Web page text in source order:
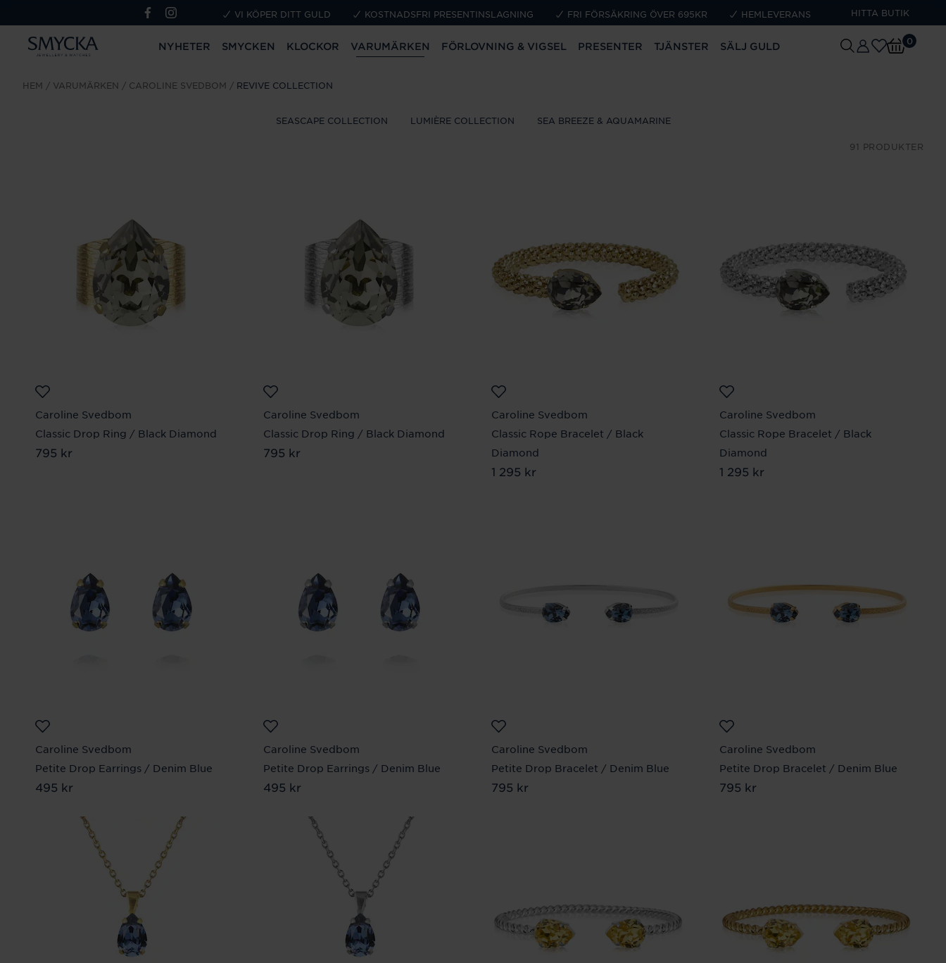
VI KÖPER DITT GULD KOSTNADSFRI PRESENTINSLAGNING FRI FÖRSÄKRING ÖVER 695KR HEMLEVERANS HITTA BUTIK
NYHETER SMYCKEN KLOCKOR VARUMÄRKEN FÖRLOVNING & VIGSEL PRESENTER TJÄNSTER SÄLJ GULD 0
HEM VARUMÄRKEN CAROLINE SVEDBOM REVIVE COLLECTION
SEASCAPE COLLECTION LUMIÈRE COLLECTION SEA BREEZE & AQUAMARINE
91 PRODUKTER
Caroline Svedbom
Classic Drop Ring / Black Diamond
Pris :795 kr
795 kr
Caroline Svedbom
Classic Drop Ring / Black Diamond
Pris :795 kr
795 kr
Caroline Svedbom
Classic Rope Bracelet / Black
Diamond
Pris: 1 295 kr
1 295 kr
Caroline Svedbom
Classic Rope Bracelet / Black
Diamond
Pris: 1 295 kr
1 295 kr
Caroline Svedbom
Petite Drop Earrings / Denim Blue
Pris :495 kr
495 kr
Caroline Svedbom
Petite Drop Earrings / Denim Blue
Pris :495 kr
495 kr
Caroline Svedbom
Petite Drop Bracelet / Denim Blue
Pris :795 kr
795 kr
Caroline Svedbom
Petite Drop Bracelet / Denim Blue
Pris :795 kr
795 kr